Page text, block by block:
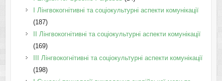
I Лінгвокогнітивні та соціокультурні аспекти комунікації
(187)
IІ Лінгвокогнітивні та соціокультурні аспекти комунікації
(169)
IІI Лінгвокогнітивні та соціокультурні аспекти комунікації
(198)